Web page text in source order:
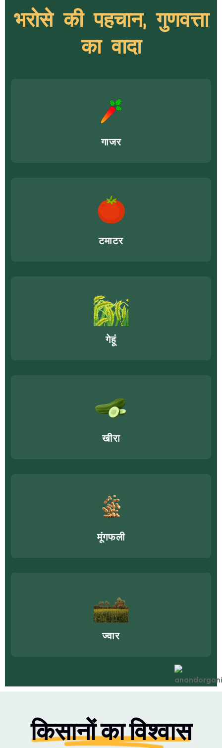
भरोसे की पहचान, गुणवत्ता
का वादा
गाजर
टमाटर
गेहूं
खीरा
मूंगफली
ज्वार
किसानों का विश्वास